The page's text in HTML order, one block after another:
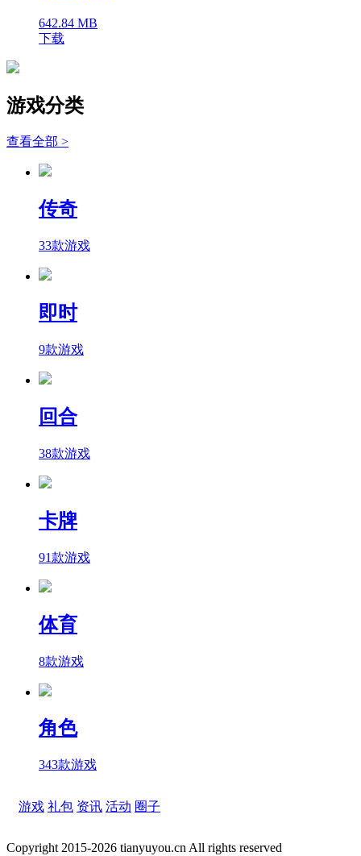
642.84 MB
下载
游戏分类
查看全部 >
传奇
33款游戏
即时
9款游戏
回合
38款游戏
卡牌
91款游戏
体育
8款游戏
角色
343款游戏
游戏 礼包 资讯 活动 圈子
Copyright 2015-2026 tianyuyou.cn All rights reserved